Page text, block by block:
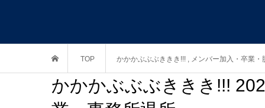
TOP かかかぶぶぶききき!!! , メンバー加入・卒業・
かかかぶぶぶききき!!!